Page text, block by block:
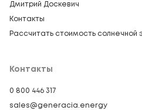
Дмитрий Доскевич
Контакты
Рассчитать стоимость солнечной
Контакты
0 800 446 317
sales@generacia.energy